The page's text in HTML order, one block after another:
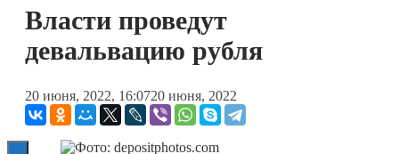
Книги
Власти проведут
девальвацию рубля
20 июня, 2022, 16:0720 июня, 2022